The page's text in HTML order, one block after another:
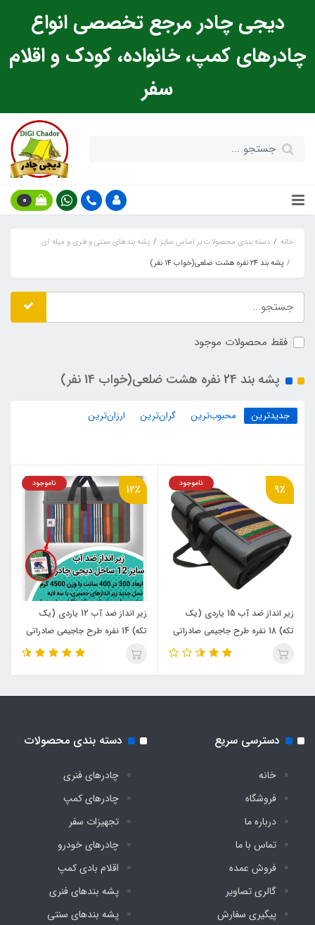
دیجی چادر مرجع تخصصی انواع
چادرهای کمپ، خانواده، کودک و اقلام
سفر
0
خانه دسته بندی محصولات بر اساس سایز
پشه‌ بندهای سنتی و فنری و میله ای
پشه‌ بند 24 نفره هشت ضلعی(خواب 14 نفر)
فقط محصولات موجود
پشه‌ بند 24 نفره هشت ضلعی(خواب 14 نفر)
جدیدترین محبوب‌ترین گران‌ترین ارزان‌ترین
9٪ ناموجود
زیر انداز ضد آب 15 یاردی (یک
تکه) 18 نفره طرح جاجیمی صادراتی
ساحل(3×5)
12٪ ناموجود
زیر انداز ضد آب 12 یاردی (یک
تکه) 14 نفره طرح جاجیمی صادراتی
ساحل(3در4)
دسترسی سریع
خانه
فروشگاه
درباره ما
تماس با ما
فروش عمده
گالری تصاویر
پیگیری سفارش
دسته بندی محصولات
چادرهای فنری
چادرهای کمپ
تجهیزات سفر
چادرهای خودرو
اقلام بادی کمپ
پشه‌ بندهای فنری
پشه‌ بندهای سنتی